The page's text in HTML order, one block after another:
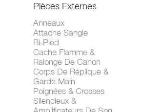
Pièces Externes
Anneaux
Attache Sangle
Bi-Pied
Cache Flamme &
Ralonge De Canon
Corps De Réplique &
Garde Main
Poignées & Crosses
Silencieux &